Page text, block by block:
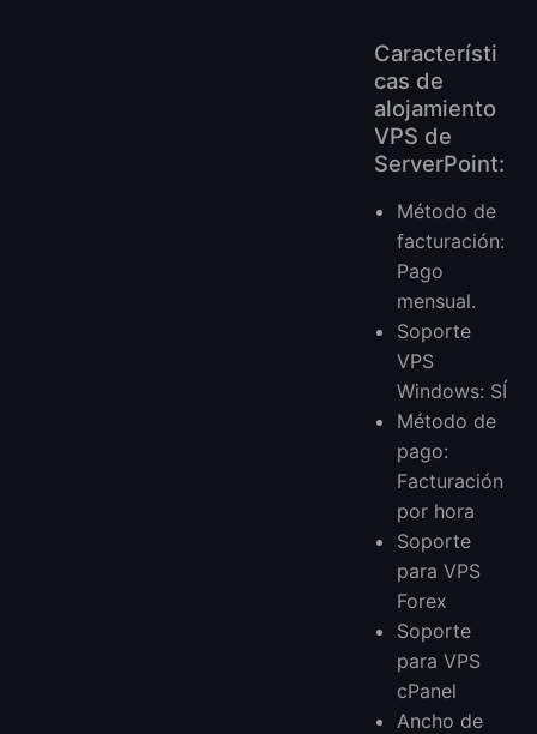
Característi
cas de
alojamiento
VPS de
ServerPoint:
Método de
facturación:
Pago
mensual.
Soporte
VPS
Windows: SÍ
Método de
pago:
Facturación
por hora
Soporte
para VPS
Forex
Soporte
para VPS
cPanel
Ancho de